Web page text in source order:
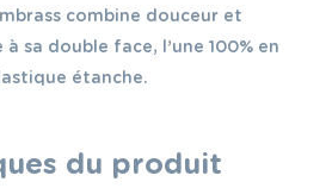
combine douceur et
sa double face, l’une 100% en
étanche.
du produit